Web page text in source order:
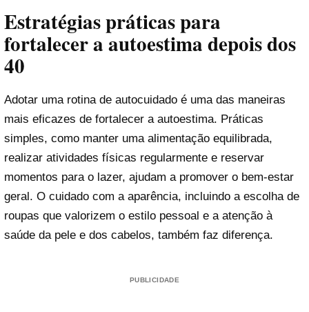
Estratégias práticas para
fortalecer a autoestima depois dos
40
Adotar uma rotina de autocuidado é uma das maneiras
mais eficazes de fortalecer a autoestima. Práticas
simples, como manter uma alimentação equilibrada,
realizar atividades físicas regularmente e reservar
momentos para o lazer, ajudam a promover o bem-estar
geral. O cuidado com a aparência, incluindo a escolha de
roupas que valorizem o estilo pessoal e a atenção à
saúde da pele e dos cabelos, também faz diferença.
PUBLICIDADE